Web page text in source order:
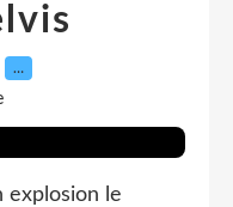
…
explosion le